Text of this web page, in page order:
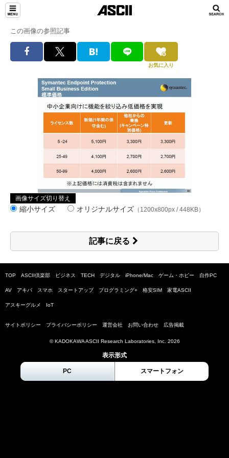
この画像の参照記事
お気に入り
画像サイズ切り替え
縮小サイズ オリジナルサイズ （1200x800px / 448KB）
記事に戻る
TOP ASCII倶楽部 ビジネス TECH デジタル iPhone/Mac ゲーム・ホビー 自作PC
AV アキバ スマホ スタートアップ プログラミング+ 格安SIM 家電ASCII
アスキーグルメ IoT
サイトポリシー プライバシーポリシー 運営会社 お問い合わせ 広告掲載
© KADOKAWA ASCII Research Laboratories, Inc. 2026
表示形式
PC スマートフォン